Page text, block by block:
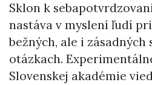
Sklon k
nastáva v myslení ľudí
bežných, ale i zásadných
otázkach.
Slovenskej akadémie